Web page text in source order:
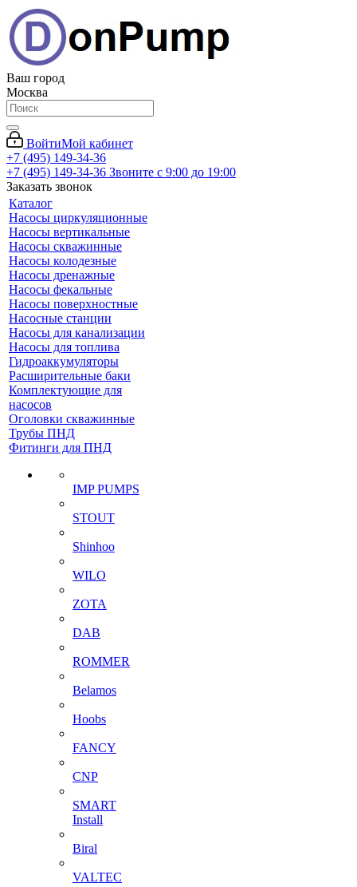
Ваш город
Москва
ВойтиМой кабинет
+7 (495) 149-34-36
+7 (495) 149-34-36 Звоните с 9:00 до 19:00
Заказать звонок
Каталог
Насосы циркуляционные
Насосы вертикальные
Насосы скважинные
Насосы колодезные
Насосы дренажные
Насосы фекальные
Насосы поверхностные
Насосные станции
Насосы для канализации
Насосы для топлива
Гидроаккумуляторы
Расширительные баки
Комплектующие для
насосов
Оголовки скважинные
Трубы ПНД
Фитинги для ПНД
IMP PUMPS
STOUT
Shinhoo
WILO
ZOTA
DAB
ROMMER
Belamos
Hoobs
FANCY
CNP
SMART
Install
Biral
VALTEC